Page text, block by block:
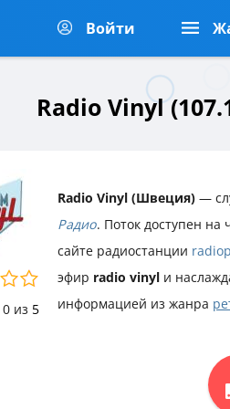
Войти
Radio Vinyl
0из 5
Radio Vinyl (Швеция) —
Радио. Поток доступен на
сайте радиостанции
эфир radio vinyl и
информацией из жанра